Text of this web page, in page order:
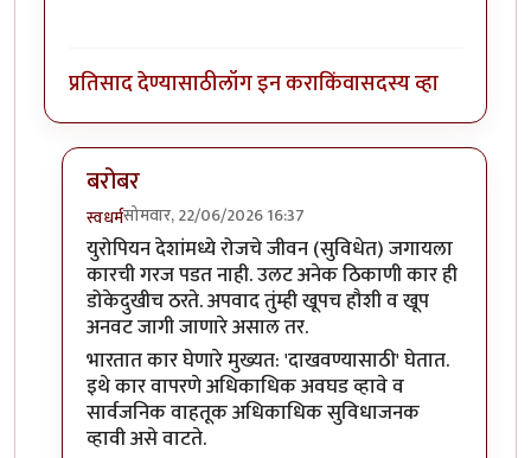
प्रतिसाद देण्यासाठीलॉग इन कराकिंवासदस्य व्हा
बरोबर
स्वधर्मसोमवार, 22/06/2026 16:37
In reply toह्यॅbyअभ्या..
युरोपियन देशांमध्ये रोजचे जीवन (सुविधेत) जगायला
कारची गरज पडत नाही. उलट अनेक ठिकाणी कार ही
डोकेदुखीच ठरते. अपवाद तुंम्ही खूपच हौशी व खूप
अनवट जागी जाणारे असाल तर.
भारतात कार घेणारे मुख्यत: 'दाखवण्यासाठी' घेतात.
इथे कार वापरणे अधिकाधिक अवघड व्हावे व
सार्वजनिक वाहतूक अधिकाधिक सुविधाजनक
व्हावी असे वाटते.